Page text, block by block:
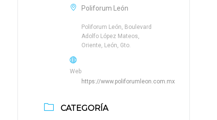
Poliforum León
Poliforum León, Boulevard
Adolfo López Mateos,
Oriente, León, Gto.
Web
https://www.poliforumleon.com.mx
CATEGORÍA